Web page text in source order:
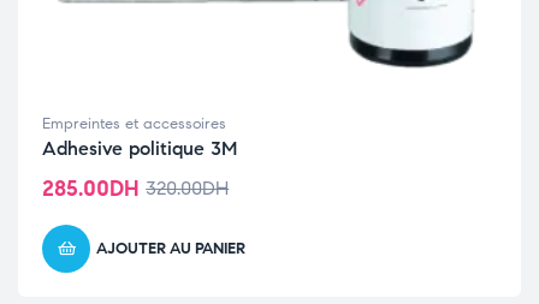
Empreintes et accessoires
Adhesive politique 3M
320.00DH
285.00DH
AJOUTER AU PANIER